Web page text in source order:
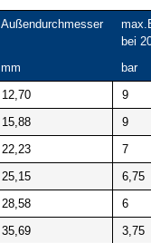
Außendurchmesser
bei
mm
bar
12,70
9
15,88
9
22,23
7
25,15
6,75
28,58
6
35,69 3,75